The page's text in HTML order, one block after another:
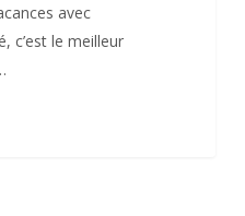
avec
c’est le meilleur